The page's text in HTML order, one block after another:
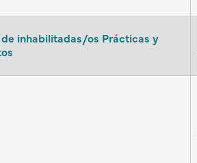
inhabilitadas/os Prácticas y